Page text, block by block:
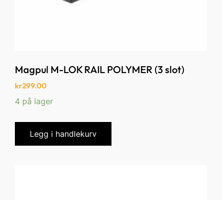
Magpul M-LOK RAIL POLYMER (3 slot)
kr299.00
4 på lager
Legg i handlekurv